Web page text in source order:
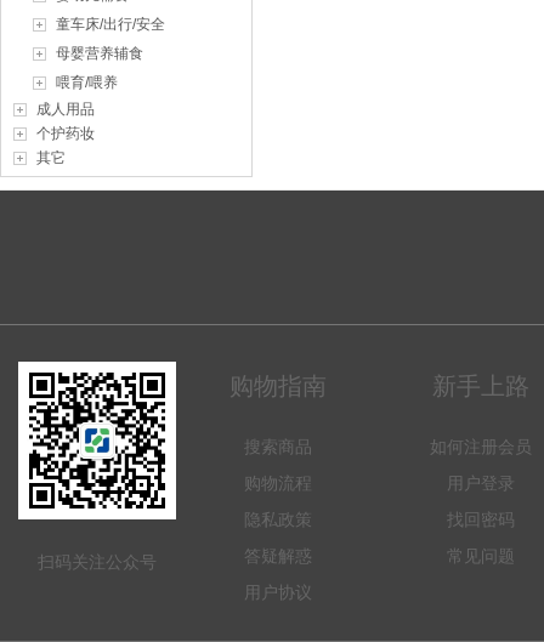
童车床/出行/安全
母婴营养辅食
喂育/喂养
成人用品
个护药妆
其它
扫码关注公众号
购物指南
搜索商品
购物流程
隐私政策
答疑解惑
用户协议
新手上路
如何注册会员
用户登录
找回密码
常见问题